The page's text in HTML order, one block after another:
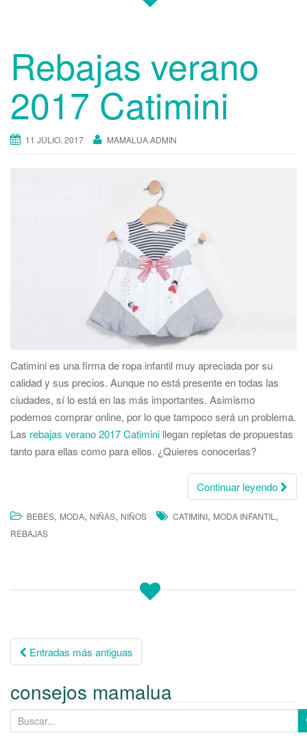
Rebajas verano
2017 Catimini
11 JULIO, 2017 MAMALUA.ADMIN
Catimini es una firma de ropa infantil muy apreciada por su
calidad y sus precios. Aunque no está presente en todas las
ciudades, sí lo está en las más importantes. Asimismo
podemos comprar online, por lo que tampoco será un problema.
Las rebajas verano 2017 Catimini llegan repletas de propuestas
tanto para ellas como para ellos. ¿Quieres conocerlas?
Continuar leyendo
BEBES, MODA, NIÑAS, NIÑOS CATIMINI, MODA INFANTIL,
REBAJAS
Ir a las entradas
Entradas más antiguas
consejos mamalua
u